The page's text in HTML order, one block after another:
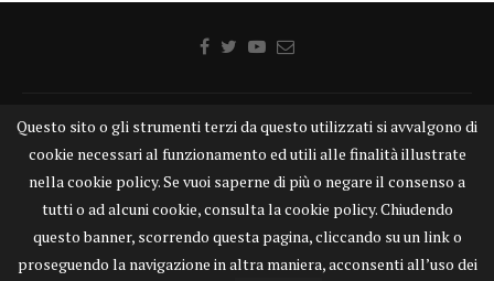
Home Chi siamo Disclaimer Cookie Contatti
Privacy Policy KONGTV
KONGnews ©KONG Comunicazione s.r.l. - P.IVA: 15049871005
Alcune delle foto pubblicate su KONGnews.it sono state prese da Internet,
e valutate di pubblico dominio. Qualora i soggetti o gli autori delle stesse
avessero qualcosa da eccepire alla loro pubblicazione, non esitino a
Questo sito o gli strumenti terzi da questo utilizzati si avvalgono di
cookie necessari al funzionamento ed utili alle finalità illustrate
nella cookie policy. Se vuoi saperne di più o negare il consenso a
tutti o ad alcuni cookie, consulta la cookie policy. Chiudendo
questo banner, scorrendo questa pagina, cliccando su un link o
proseguendo la navigazione in altra maniera, acconsenti all’uso dei